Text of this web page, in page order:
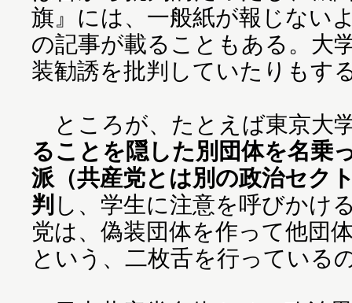
旗』には、一般紙が報じない
の記事が載ることもある。大
装勧誘を批判していたりもす
ところが、たとえば東京大
ることを隠した別団体を名乗
派（共産党とは別の政治セク
判 し、学生に注意を呼びかけ
党は、偽装団体を作って他団
という、二枚舌を行っている